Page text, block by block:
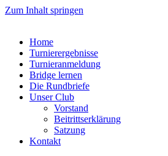
Zum Inhalt springen
Home
Turnierergebnisse
Turnieranmeldung
Bridge lernen
Die Rundbriefe
Unser Club
Vorstand
Beitrittserklärung
Satzung
Kontakt